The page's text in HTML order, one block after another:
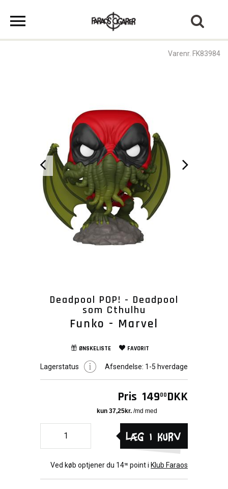
Varenr. FK83984
Deadpool POP! - Deadpool
som Cthulhu
Funko - Marvel
ØNSKELISTE FAVORIT
Lagerstatus Afsendelse: 1-5 hverdage
Pris 14900 DKK
Læg i kurv
Ved køb optjener du 1490 point i Klub Faraos